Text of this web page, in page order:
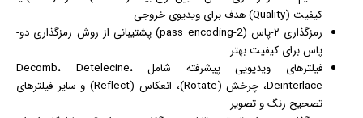
کیفیت (Quality) هدف برای ویدیوی خروجی
رمزگذاری ۲-پاس (2-pass encoding) پشتیبانی از روش رمزگذاری دو-
پاس برای کیفیت بهتر
فیلترهای ویدیویی پیشرفته شامل Decomb، Detelecine،
Deinterlace، چرخش (Rotate)، انعکاس (Reflect) و سایر فیلترهای
تصحیح رنگ و تصویر